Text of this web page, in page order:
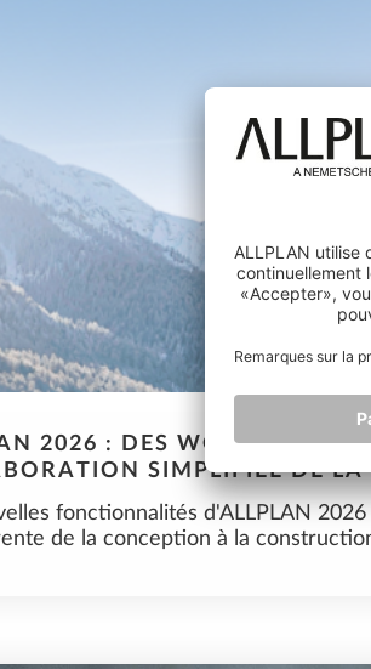
2026 : DES WORKFLOW
SIMPLIFIÉE DE
fonctionnalités d'ALLPLAN
de la conception à la